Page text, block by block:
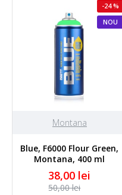
NOU
-24 %
Montana
Blue, F6000 Flour Green,
Montana, 400 ml
38,00 lei
50,00 lei